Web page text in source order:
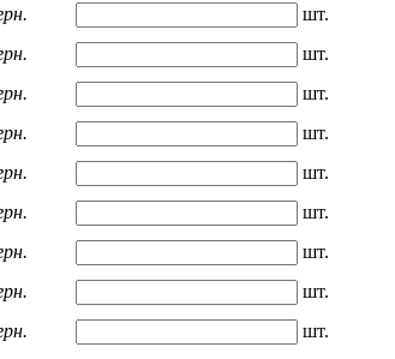
шт.
шт.
шт.
шт.
шт.
шт.
шт.
шт.
шт.